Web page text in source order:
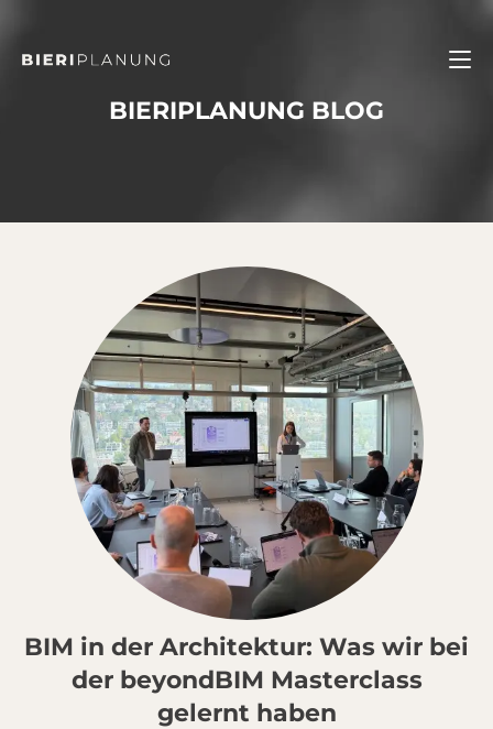
BIERIPLANUNG BLOG
BIM in der Architektur: Was wir bei
der beyondBIM Masterclass
gelernt haben